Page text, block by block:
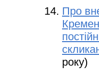
Про
року)